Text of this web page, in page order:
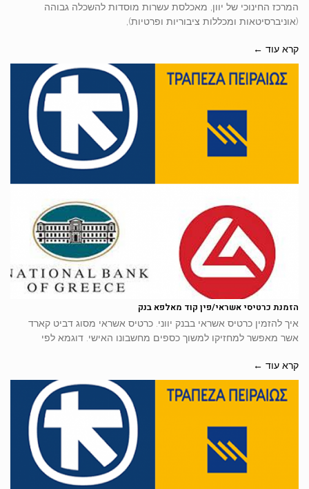
המרכז החינוכי של יוון, מאכלסת עשרות מוסדות להשכלה גבוהה
(אוניברסיטאות ומכללות ציבוריות ופרטיות),
קרא עוד ←
הזמנת כרטיסי אשראי/פין קוד מאלפא בנק
איך להזמין כרטיס אשראי בבנק יווני. כרטיס אשראי מסוג דביט קארד
אשר מאפשר למחזיקו למשוך כספים מחשבונו האישי. דוגמא לפי
קרא עוד ←